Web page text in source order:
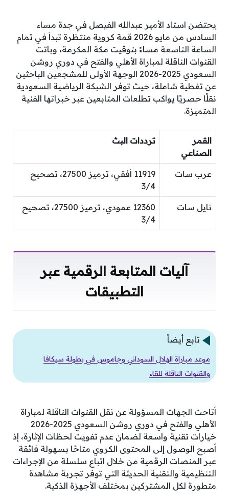
يحتضن استاد الأمير عبدالله الفيصل في جدة مساء
السادس من مايو 2026 قمة كروية منتظرة تبدأ في تمام
الساعة التاسعة مساءً بتوقيت مكة المكرمة، وباتت
القنوات الناقلة لمباراة الأهلي والفتح في دوري روشن
السعودي 2025-2026 الوجهة الأولى للمشجعين الباحثين
عن تغطية شاملة، حيث توفر الشبكة الرياضية السعودية
نقلًا حصريًا يواكب تطلعات المتابعين عبر خبراتها الفنية
المتميزة.
القمر
الصناعي
ترددات البث
عرب سات
11919 أفقي، ترميز 27500، تصحيح
3/4
نايل سات
12360 عمودي، ترميز 27500، تصحيح
3/4
آليات المتابعة الرقمية عبر
التطبيقات
تابع أيضاً
موعد مباراة الهلال السوداني وجاموس في بطولة سيكافا
والقنوات الناقلة للقاء
أتاحت الجهات المسؤولة عن نقل القنوات الناقلة لمباراة
الأهلي والفتح في دوري روشن السعودي 2025-2026
خيارات تقنية واسعة لضمان عدم تفويت لحظات الإثارة، إذ
أصبح الوصول إلى المحتوى الكروي متاحًا بسهولة فائقة
عبر المنصات الرقمية من خلال اتباع سلسلة من الإجراءات
التنظيمية والتقنية الحديثة التي توفر تجربة مشاهدة
متطورة لكل المشتركين بمختلف الأجهزة الذكية.